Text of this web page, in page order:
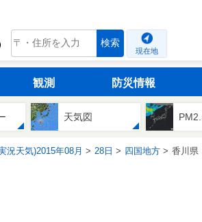
tenki.jp 検索
現在地
観測 防災情報
天気図
況天気)2015年08月 28日 四国地方 香川県